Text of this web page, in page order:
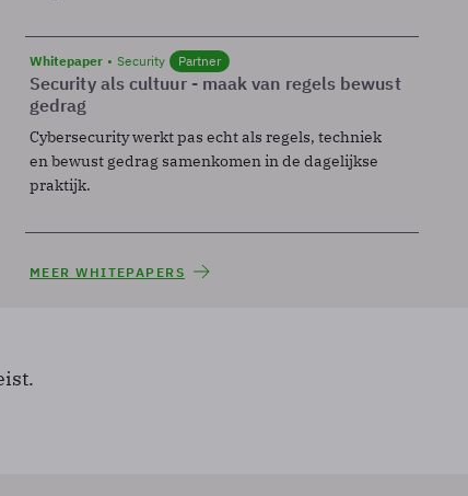
Whitepaper Security Partner
Security als cultuur - maak van regels bewust
gedrag
Cybersecurity werkt pas echt als regels, techniek
en bewust gedrag samenkomen in de dagelijkse
praktijk.
MEER WHITEPAPERS